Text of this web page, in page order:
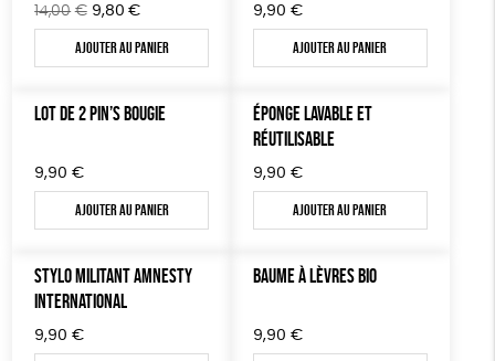
14,00 € Le
prix
initial
9,80 €Le
prix
actuel
Ajouter au panier
9,90 €
Ajouter au panier
LOT DE 2 PIN’S BOUGIE
9,90 €
Ajouter au panier
ÉPONGE LAVABLE ET
RÉUTILISABLE
9,90 €
Ajouter au panier
STYLO MILITANT AMNESTY
INTERNATIONAL
9,90 €
BAUME À LÈVRES BIO
9,90 €